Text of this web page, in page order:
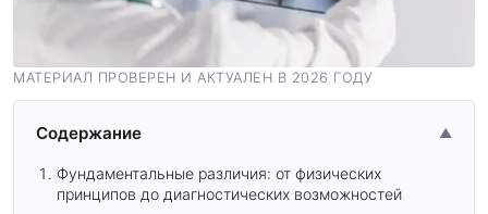
МАТЕРИАЛ ПРОВЕРЕН И АКТУАЛЕН В 2026 ГОДУ
Содержание ▲
Фундаментальные различия: от физических
принципов до диагностических возможностей